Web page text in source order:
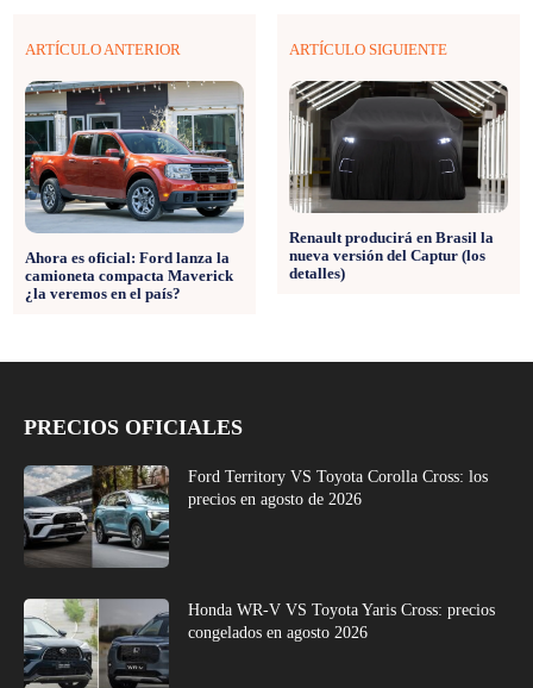
ARTÍCULO ANTERIOR
Ahora es oficial: Ford lanza la
camioneta compacta Maverick
¿la veremos en el país?
ARTÍCULO SIGUIENTE
Renault producirá en Brasil la
nueva versión del Captur (los
detalles)
PRECIOS OFICIALES
Ford Territory VS Toyota Corolla Cross: los
precios en agosto de 2026
Honda WR-V VS Toyota Yaris Cross: precios
congelados en agosto 2026